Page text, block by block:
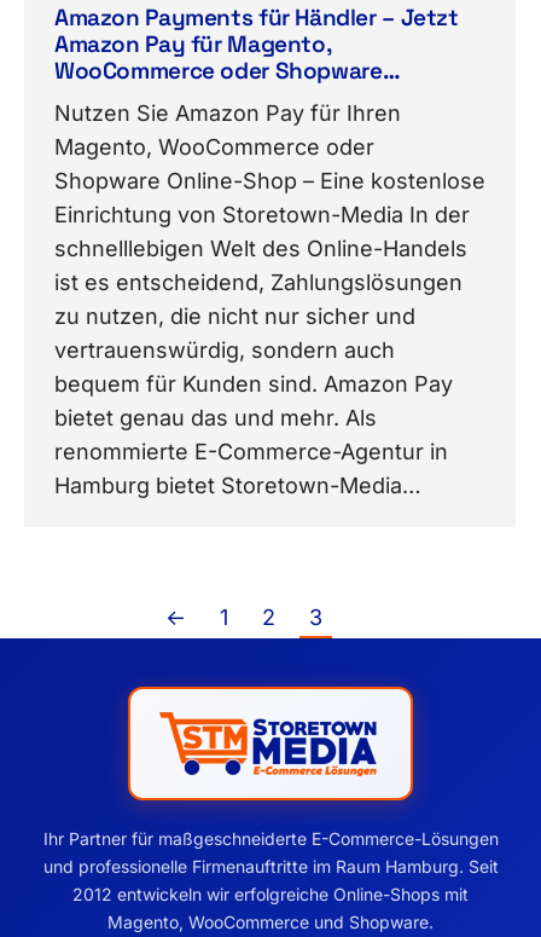
Amazon Payments für Händler – Jetzt
Amazon Pay für Magento,
WooCommerce oder Shopware
kostenlos einrichten
Nutzen Sie Amazon Pay für Ihren
Magento, WooCommerce oder
Shopware Online-Shop – Eine kostenlose
Einrichtung von Storetown-Media In der
schnelllebigen Welt des Online-Handels
ist es entscheidend, Zahlungslösungen
zu nutzen, die nicht nur sicher und
vertrauenswürdig, sondern auch
bequem für Kunden sind. Amazon Pay
bietet genau das und mehr. Als
renommierte E-Commerce-Agentur in
Hamburg bietet Storetown-Media…
← 1 2 3
Ihr Partner für maßgeschneiderte E-Commerce-Lösungen
und professionelle Firmenauftritte im Raum Hamburg. Seit
2012 entwickeln wir erfolgreiche Online-Shops mit
Magento, WooCommerce und Shopware.